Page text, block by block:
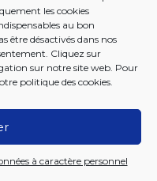
les cookies
au bon
être désactivés dans nos
Cliquez sur
sur notre site web. Pour
politique des cookies.
à caractère personnel
qui exerce une activité
d'étudiant-
liés à ce statut sont
sont reprises dans les
la terminologie du